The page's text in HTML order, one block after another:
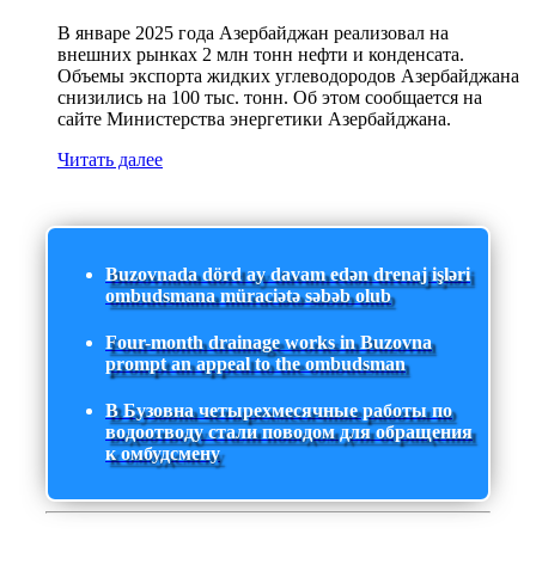
В январе 2025 года Азербайджан реализовал на
внешних рынках 2 млн тонн нефти и конденсата.
Объемы экспорта жидких углеводородов Азербайджана
снизились на 100 тыс. тонн. Об этом сообщается на
сайте Министерства энергетики Азербайджана.
Читать далее
Buzovnada dörd ay davam edən drenaj işləri
ombudsmana müraciətə səbəb olub
Four-month drainage works in Buzovna
prompt an appeal to the ombudsman
В Бузовна четырехмесячные работы по
водоотводу стали поводом для обращения
к омбудсмену